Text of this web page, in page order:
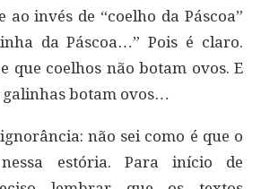
ao invés de “coelho da Páscoa”
da Páscoa…” Pois é claro.
que coelhos não botam ovos. E
galinhas botam ovos…
não sei como é que o
estória. Para início de